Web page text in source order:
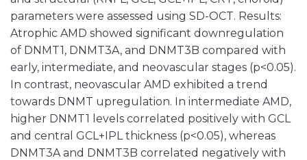
parameters were assessed using SD-OCT. Results:
Atrophic AMD showed significant downregulation
of DNMT1, DNMT3A, and DNMT3B compared with
early, intermediate, and neovascular stages (p<0.05).
In contrast, neovascular AMD exhibited a trend
towards DNMT upregulation. In intermediate AMD,
higher DNMT1 levels correlated positively with GCL
and central GCL+IPL thickness (p<0.05), whereas
DNMT3A and DNMT3B correlated negatively with